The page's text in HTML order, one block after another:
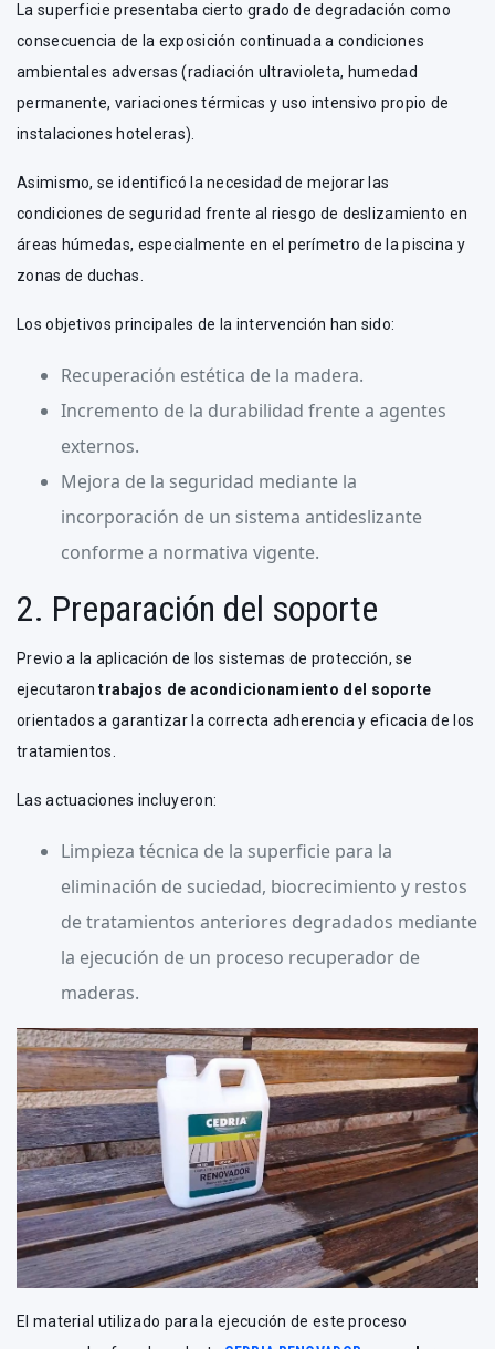
La superficie presentaba cierto grado de degradación como
consecuencia de la exposición continuada a condiciones
ambientales adversas (radiación ultravioleta, humedad
permanente, variaciones térmicas y uso intensivo propio de
instalaciones hoteleras).
Asimismo, se identificó la necesidad de mejorar las
condiciones de seguridad frente al riesgo de deslizamiento en
áreas húmedas, especialmente en el perímetro de la piscina y
zonas de duchas.
Los objetivos principales de la intervención han sido:
Recuperación estética de la madera.
Incremento de la durabilidad frente a agentes
externos.
Mejora de la seguridad mediante la
incorporación de un sistema antideslizante
conforme a normativa vigente.
2. Preparación del soporte
Previo a la aplicación de los sistemas de protección, se
ejecutarontrabajos de acondicionamiento del soporte
orientados a garantizar la correcta adherencia y eficacia de los
tratamientos.
Las actuaciones incluyeron:
Limpieza técnica de la superficie para la
eliminación de suciedad, biocrecimiento y restos
de tratamientos anteriores degradados mediante
la ejecución de un proceso recuperador de
maderas.
El material utilizado para la ejecución de este proceso